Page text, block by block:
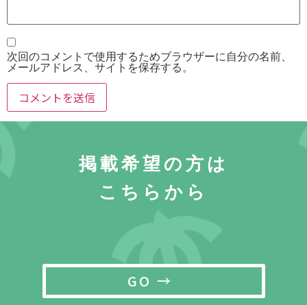
次回のコメントで使用するためブラウザーに自分の名前、
メールアドレス、サイトを保存する。
掲載希望の方は
こちらから
GO →